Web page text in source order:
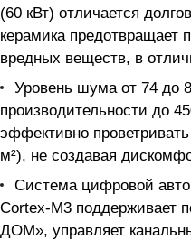
(60 кВт) отличается
керамика предотвращает
вредных веществ, в
Уровень шума от 74 до
производительности до
эффективно
м²), не создавая
Система цифровой
Cortex-M3 поддерживает
ДОМ», управляет